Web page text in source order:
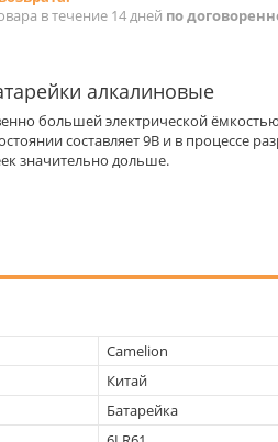
в течение 14 дней по
алкалиновые
большей электрической
составляет 9В и в процессе
значительно дольше.
Camelion
Китай
Батарейка